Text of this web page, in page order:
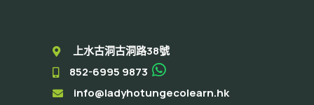
上水古洞古洞路38號
852-6995 9873
info@ladyhotungecolearn.hk